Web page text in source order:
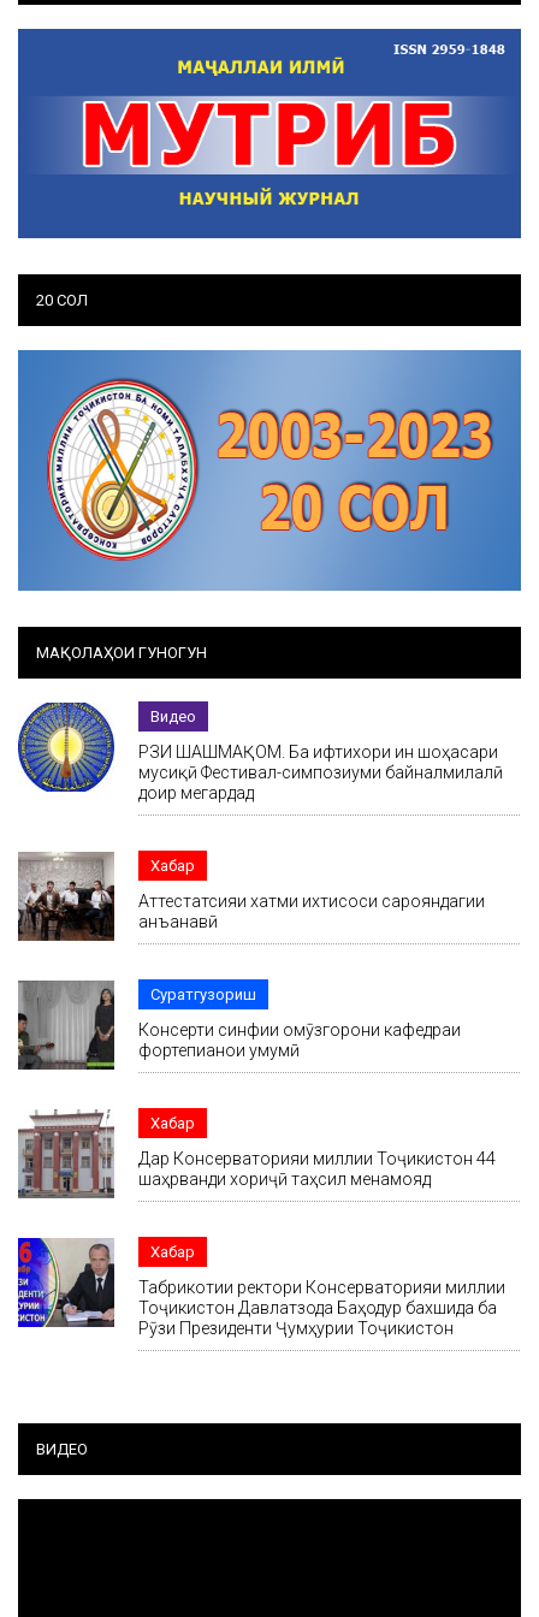
20 СОЛ
МАҚОЛАҲОИ ГУНОГУН
Видео
РӮЗИ ШАШМАҚОМ. Ба ифтихори ин шоҳасари
мусиқӣ Фестивал-симпозиуми байналмилалӣ
доир мегардад
Хабар
Аттестатсияи хатми ихтисоси сарояндагии
анъанавӣ
Суратгузориш
Консерти синфии омӯзгорони кафедраи
фортепианои умумӣ
Хабар
Дар Консерваторияи миллии Тоҷикистон 44
шаҳрванди хориҷӣ таҳсил менамояд
Хабар
Табрикотии ректори Консерваторияи миллии
Тоҷикистон Давлатзода Баҳодур бахшида ба
Рӯзи Президенти Ҷумҳурии Тоҷикистон
ВИДЕО